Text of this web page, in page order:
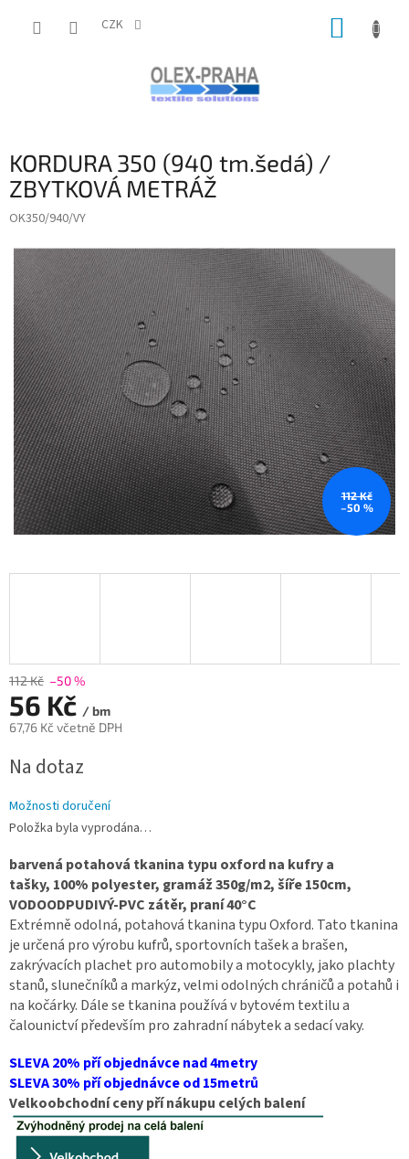
CZK
KORDURA 350 (940 tm.šedá) /
ZBYTKOVÁ METRÁŽ
OK350/940/VY
112 Kč
–50 %
112 Kč –50 %
56 Kč / bm
67,76 Kč včetně DPH
cena:
Na dotaz
Možnosti doručení
Položka byla vyprodána…
barvená potahová tkanina typu oxford na kufry a
tašky, 100% polyester, gramáž 350g/m2, šíře 150cm,
VODOODPUDIVÝ-PVC zátěr, praní 40°C
Extrémně odolná, potahová tkanina typu Oxford. Tato tkanina
je určená pro výrobu kufrů, sportovních tašek a brašen,
zakrývacích plachet pro automobily a motocykly, jako plachty
stanů, slunečníků a markýz, velmi odolných chráničů a potahů i
na kočárky. Dále se tkanina používá v bytovém textilu a
čalounictví především pro zahradní nábytek a sedací vaky.
SLEVA 20% pří objednávce nad 4metry
SLEVA 30% pří objednávce od 15metrů
Velkoobchodní ceny pří nákupu celých balení